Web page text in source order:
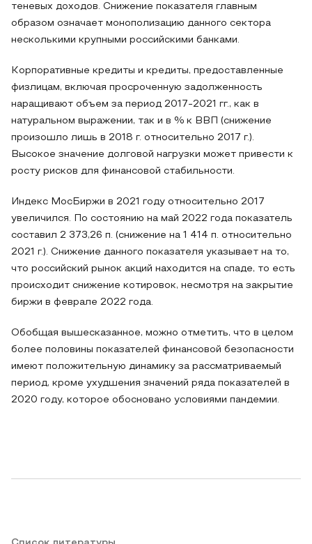
теневых доходов. Снижение показателя главным
образом означает монополизацию данного сектора
несколькими крупными российскими банками.
Корпоративные кредиты и кредиты, предоставленные
физлицам, включая просроченную задолженность
наращивают объем за период 2017-2021 гг., как в
натуральном выражении, так и в % к ВВП (снижение
произошло лишь в 2018 г. относительно 2017 г.).
Высокое значение долговой нагрузки может привести к
росту рисков для финансовой стабильности.
Индекс МосБиржи в 2021 году относительно 2017
увеличился. По состоянию на май 2022 года показатель
составил 2 373,26 п. (снижение на 1 414 п. относительно
2021 г.). Снижение данного показателя указывает на то,
что российский рынок акций находится на спаде, то есть
происходит снижение котировок, несмотря на закрытие
биржи в феврале 2022 года.
Обобщая вышесказанное, можно отметить, что в целом
более половины показателей финансовой безопасности
имеют положительную динамику за рассматриваемый
период, кроме ухудшения значений ряда показателей в
2020 году, которое обосновано условиями пандемии.